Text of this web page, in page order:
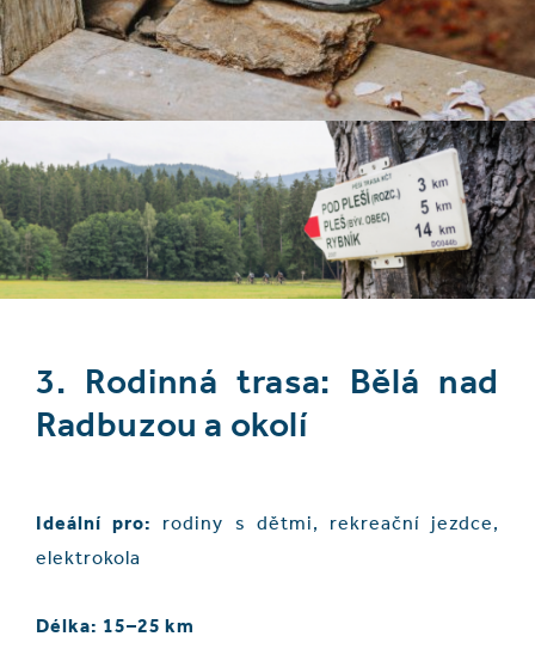
3. Rodinná trasa: Bělá nad
Radbuzou a okolí
Ideální pro:
rodiny s dětmi, rekreační jezdce,
elektrokola
Délka: 15–25 km